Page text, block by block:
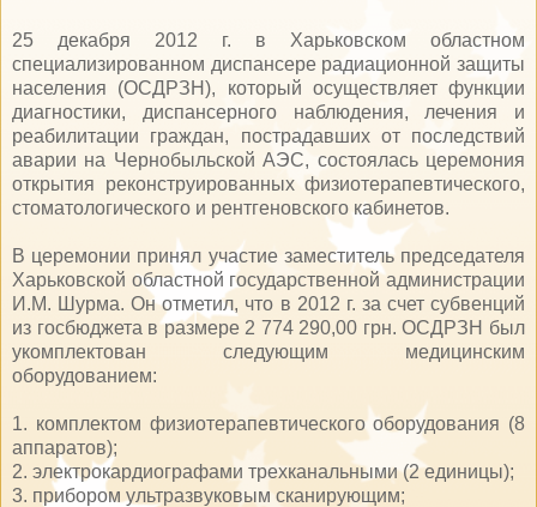
25 декабря 2012 г. в Харьковском областном
специализированном диспансере радиационной защиты
населения (ОСДРЗН), который осуществляет функции
диагностики, диспансерного наблюдения, лечения и
реабилитации граждан, пострадавших от последствий
аварии на Чернобыльской АЭС, состоялась церемония
открытия реконструированных физиотерапевтического,
стоматологического и рентгеновского кабинетов.
В церемонии принял участие заместитель председателя
Харьковской областной государственной администрации
И.М. Шурма. Он отметил, что в 2012 г. за счет субвенций
из госбюджета в размере 2 774 290,00 грн. ОСДРЗН был
укомплектован следующим медицинским
оборудованием:
1. комплектом физиотерапевтического оборудования (8
аппаратов);
2. электрокардиографами трехканальными (2 единицы);
3. прибором ультразвуковым сканирующим;